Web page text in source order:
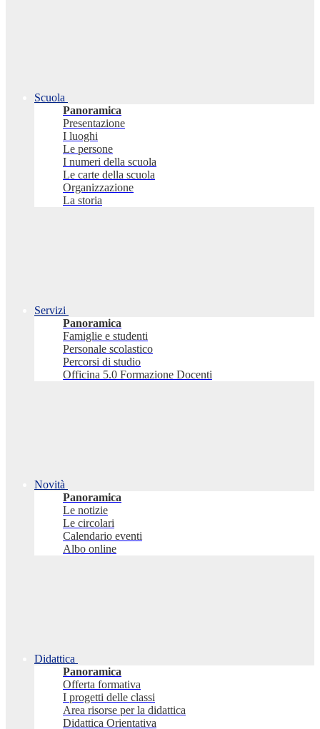
Scuola
Panoramica
Presentazione
I luoghi
Le persone
I numeri della scuola
Le carte della scuola
Organizzazione
La storia
Servizi
Panoramica
Famiglie e studenti
Personale scolastico
Percorsi di studio
Officina 5.0 Formazione Docenti
Novità
Panoramica
Le notizie
Le circolari
Calendario eventi
Albo online
Didattica
Panoramica
Offerta formativa
I progetti delle classi
Area risorse per la didattica
Didattica Orientativa